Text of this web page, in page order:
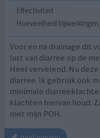
Effectiviteit
Hoeveelheid bijwerkingen
Voor en na drainage dit
last van diarree op de
Heel vervelend. Nu
diarree. Ik gebruik ook
minimale
klachten hiervan houd.
met mijn POH.